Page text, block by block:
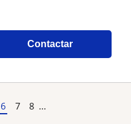
Contactar
6 7 8 ...